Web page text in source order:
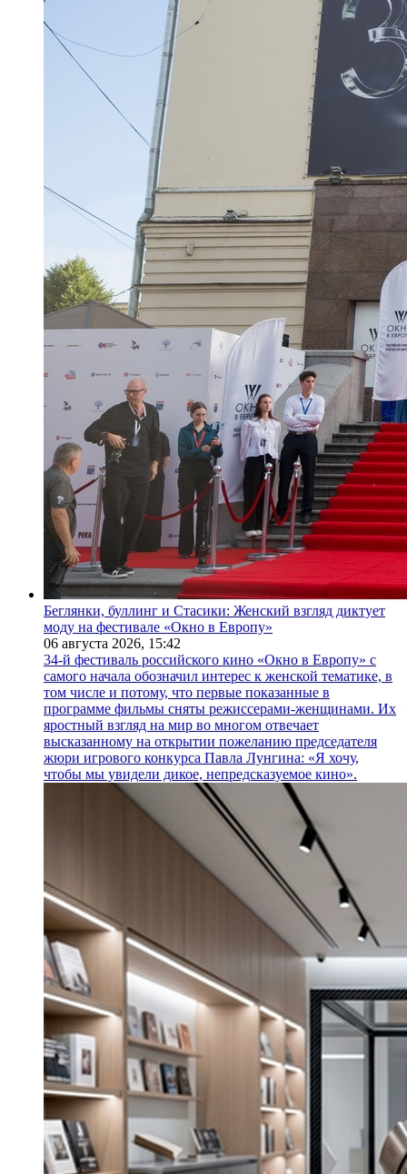
Беглянки, буллинг и Стасики: Женский взгляд диктует
моду на фестивале «Окно в Европу»
06 августа 2026, 15:42
34-й фестиваль российского кино «Окно в Европу» с
самого начала обозначил интерес к женской тематике, в
том числе и потому, что первые показанные в
программе фильмы сняты режиссерами-женщинами. Их
яростный взгляд на мир во многом отвечает
высказанному на открытии пожеланию председателя
жюри игрового конкурса Павла Лунгина: «Я хочу,
чтобы мы увидели дикое, непредсказуемое кино».